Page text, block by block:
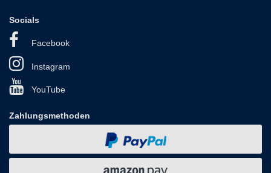
Socials
Facebook
Instagram
YouTube
Zahlungsmethoden